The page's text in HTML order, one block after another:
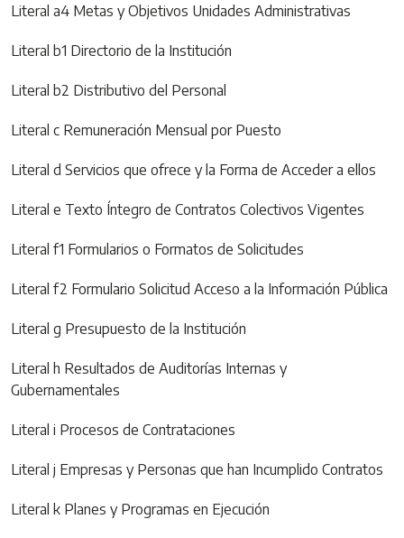
Literal a4 Metas y Objetivos Unidades Administrativas
Literal b1 Directorio de la Institución
Literal b2 Distributivo del Personal
Literal c Remuneración Mensual por Puesto
Literal d Servicios que ofrece y la Forma de Acceder a ellos
Literal e Texto Íntegro de Contratos Colectivos Vigentes
Literal f1 Formularios o Formatos de Solicitudes
Literal f2 Formulario Solicitud Acceso a la Información Pública
Literal g Presupuesto de la Institución
Literal h Resultados de Auditorías Internas y
Gubernamentales
Literal i Procesos de Contrataciones
Literal j Empresas y Personas que han Incumplido Contratos
Literal k Planes y Programas en Ejecución